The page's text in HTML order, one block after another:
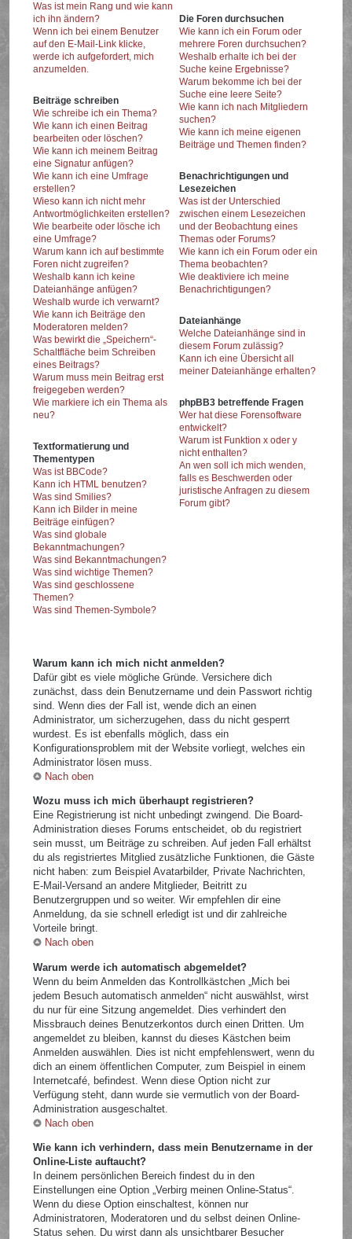
Was ist mein Rang und wie kann
ich ihn ändern?
Wenn ich bei einem Benutzer
auf den E-Mail-Link klicke,
werde ich aufgefordert, mich
anzumelden.
Beiträge schreiben
Wie schreibe ich ein Thema?
Wie kann ich einen Beitrag
bearbeiten oder löschen?
Wie kann ich meinem Beitrag
eine Signatur anfügen?
Wie kann ich eine Umfrage
erstellen?
Wieso kann ich nicht mehr
Antwortmöglichkeiten erstellen?
Wie bearbeite oder lösche ich
eine Umfrage?
Warum kann ich auf bestimmte
Foren nicht zugreifen?
Weshalb kann ich keine
Dateianhänge anfügen?
Weshalb wurde ich verwarnt?
Wie kann ich Beiträge den
Moderatoren melden?
Was bewirkt die „Speichern“-
Schaltfläche beim Schreiben
eines Beitrags?
Warum muss mein Beitrag erst
freigegeben werden?
Wie markiere ich ein Thema als
neu?
Textformatierung und
Thementypen
Was ist BBCode?
Kann ich HTML benutzen?
Was sind Smilies?
Kann ich Bilder in meine
Beiträge einfügen?
Was sind globale
Bekanntmachungen?
Was sind Bekanntmachungen?
Was sind wichtige Themen?
Was sind geschlossene
Themen?
Was sind Themen-Symbole?
Die Foren durchsuchen
Wie kann ich ein Forum oder
mehrere Foren durchsuchen?
Weshalb erhalte ich bei der
Suche keine Ergebnisse?
Warum bekomme ich bei der
Suche eine leere Seite?
Wie kann ich nach Mitgliedern
suchen?
Wie kann ich meine eigenen
Beiträge und Themen finden?
Benachrichtigungen und
Lesezeichen
Was ist der Unterschied
zwischen einem Lesezeichen
und der Beobachtung eines
Themas oder Forums?
Wie kann ich ein Forum oder ein
Thema beobachten?
Wie deaktiviere ich meine
Benachrichtigungen?
Dateianhänge
Welche Dateianhänge sind in
diesem Forum zulässig?
Kann ich eine Übersicht all
meiner Dateianhänge erhalten?
phpBB3 betreffende Fragen
Wer hat diese Forensoftware
entwickelt?
Warum ist Funktion x oder y
nicht enthalten?
An wen soll ich mich wenden,
falls es Beschwerden oder
juristische Anfragen zu diesem
Forum gibt?
Warum kann ich mich nicht anmelden?
Dafür gibt es viele mögliche Gründe. Versichere dich
zunächst, dass dein Benutzername und dein Passwort richtig
sind. Wenn dies der Fall ist, wende dich an einen
Administrator, um sicherzugehen, dass du nicht gesperrt
wurdest. Es ist ebenfalls möglich, dass ein
Konfigurationsproblem mit der Website vorliegt, welches ein
Administrator lösen muss.
Nach oben
Wozu muss ich mich überhaupt registrieren?
Eine Registrierung ist nicht unbedingt zwingend. Die Board-
Administration dieses Forums entscheidet, ob du registriert
sein musst, um Beiträge zu schreiben. Auf jeden Fall erhältst
du als registriertes Mitglied zusätzliche Funktionen, die Gäste
nicht haben: zum Beispiel Avatarbilder, Private Nachrichten,
E-Mail-Versand an andere Mitglieder, Beitritt zu
Benutzergruppen und so weiter. Wir empfehlen dir eine
Anmeldung, da sie schnell erledigt ist und dir zahlreiche
Vorteile bringt.
Nach oben
Warum werde ich automatisch abgemeldet?
Wenn du beim Anmelden das Kontrollkästchen „Mich bei
jedem Besuch automatisch anmelden“ nicht auswählst, wirst
du nur für eine Sitzung angemeldet. Dies verhindert den
Missbrauch deines Benutzerkontos durch einen Dritten. Um
angemeldet zu bleiben, kannst du dieses Kästchen beim
Anmelden auswählen. Dies ist nicht empfehlenswert, wenn du
dich an einem öffentlichen Computer, zum Beispiel in einem
Internetcafé, befindest. Wenn diese Option nicht zur
Verfügung steht, dann wurde sie vermutlich von der Board-
Administration ausgeschaltet.
Nach oben
Wie kann ich verhindern, dass mein Benutzername in der
Online-Liste auftaucht?
In deinem persönlichen Bereich findest du in den
Einstellungen eine Option „Verbirg meinen Online-Status“.
Wenn du diese Option einschaltest, können nur
Administratoren, Moderatoren und du selbst deinen Online-
Status sehen. Du wirst dann als unsichtbarer Besucher